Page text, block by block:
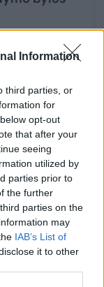
Information
third parties, or
for
opt-out
that after your
seeing
utilized by
parties prior to
the further
parties on the
may
IAB’s List of
it to other